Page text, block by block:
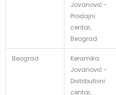
Jovanović -
Prodajni
centar,
Beograd
Beograd
Keramika
Jovanović -
Distributivni
centar,